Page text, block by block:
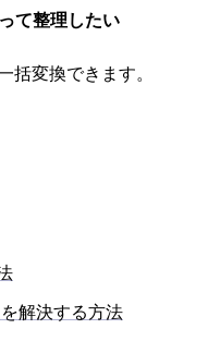
て整理したい
括変換できます。
解決する方法